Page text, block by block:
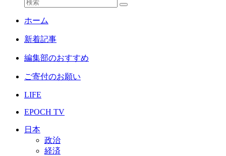
ホーム
新着記事
編集部のおすすめ
ご寄付のお願い
LIFE
EPOCH TV
日本
政治
経済